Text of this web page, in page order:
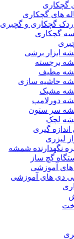
گچکاری
های گچکاری
گچکاری و گچبری
گچکاری
ابزار برشی
برجسته
مطیف
حاشیه سازی
مشبک
دورلامپ
سر ستون
لچک
اندازه گیری
لیزری
نگهدارنده شمشه
گچ ساز
آموزشی
دی های آموزشی